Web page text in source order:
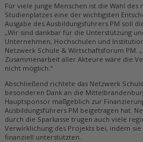
Für viele junge Menschen ist die Wahl
Studienplatzes eine der wichtigsten
Ausgabe des Ausbildungsführers PM soll
„Wir sind dankbar für die Unterstützung
Unternehmen, Hochschulen und
Netzwerk Schule & Wirtschaftsforum PM.
Zusammenarbeit aller Akteure wäre die
nicht möglich.“
Abschließend richtete das Netzwerk
besonderen Dank an die
Hauptsponsor maßgeblich zur
Ausbildungsführers PM beigetragen hat.
durch die Sparkasse trugen auch viele
Verwirklichung des Projekts bei, indem
finanziell unterstützten.